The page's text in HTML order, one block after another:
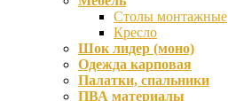
Столы монтажные
Кресло
Шок лидер (моно)
Одежда карповая
Палатки, спальники
ПВА материалы